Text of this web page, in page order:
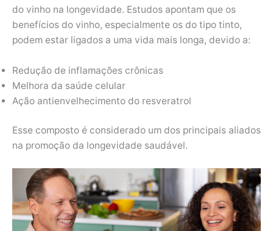
do vinho na longevidade. Estudos apontam que os
benefícios do vinho, especialmente os do tipo tinto,
podem estar ligados a uma vida mais longa, devido a:
Redução de inflamações crônicas
Melhora da saúde celular
Ação antienvelhecimento do resveratrol
Esse composto é considerado um dos principais aliados
na promoção da longevidade saudável.